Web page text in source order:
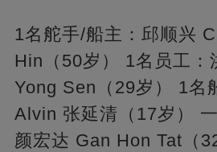
1名舵手/船主：邱顺兴
Hin（50岁） 1名员工：
Yong Sen（29岁） 1名
Alvin 张延清（17岁）
颜宏达 Gan Hon Tat（